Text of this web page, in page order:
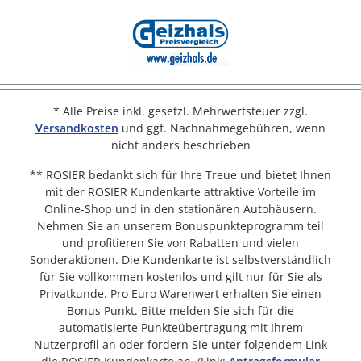
* Alle Preise inkl. gesetzl. Mehrwertsteuer zzgl.
Versandkosten und ggf. Nachnahmegebühren, wenn
nicht anders beschrieben
** ROSIER bedankt sich für Ihre Treue und bietet Ihnen
mit der ROSIER Kundenkarte attraktive Vorteile im
Online-Shop und in den stationären Autohäusern.
Nehmen Sie an unserem Bonuspunkteprogramm teil
und profitieren Sie von Rabatten und vielen
Sonderaktionen. Die Kundenkarte ist selbstverständlich
für Sie vollkommen kostenlos und gilt nur für Sie als
Privatkunde. Pro Euro Warenwert erhalten Sie einen
Bonus Punkt. Bitte melden Sie sich für die
automatisierte Punkteübertragung mit Ihrem
Nutzerprofil an oder fordern Sie unter folgendem Link